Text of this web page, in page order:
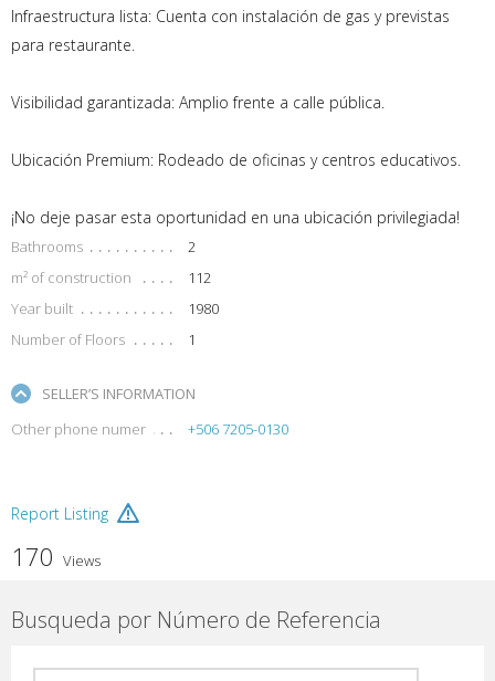
Infraestructura lista: Cuenta con instalación de gas y previstas
para restaurante.
Visibilidad garantizada: Amplio frente a calle pública.
Ubicación Premium: Rodeado de oficinas y centros educativos.
¡No deje pasar esta oportunidad en una ubicación privilegiada!
Bathrooms
2
m² of construction
112
Year built
1980
Number of Floors
1
SELLER’S INFORMATION
Other phone numer
+506 7205-0130
Report Listing
170 Views
Busqueda por Número de Referencia